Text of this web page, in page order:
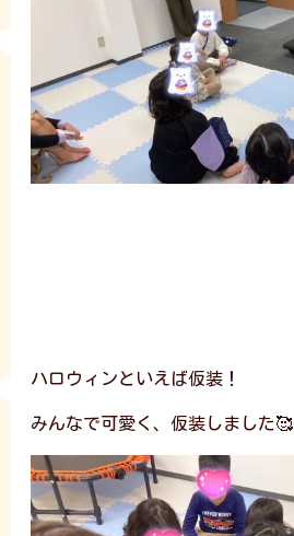
ハロウィンといえば仮装！
みんなで可愛く、仮装しました🥰